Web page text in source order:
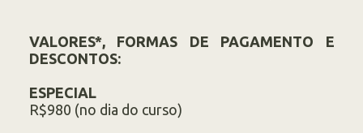
VALORES*, FORMAS DE PAGAMENTO E
DESCONTOS:
ESPECIAL
R$980 (no dia do curso)